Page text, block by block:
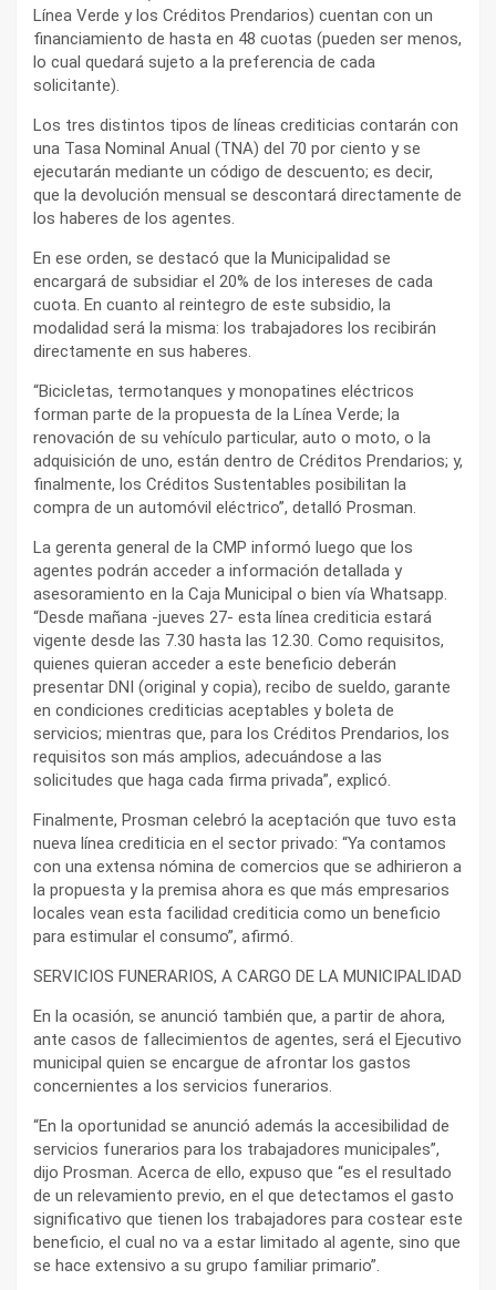
Línea Verde y los Créditos Prendarios) cuentan con un
financiamiento de hasta en 48 cuotas (pueden ser menos,
lo cual quedará sujeto a la preferencia de cada
solicitante).
Los tres distintos tipos de líneas crediticias contarán con
una Tasa Nominal Anual (TNA) del 70 por ciento y se
ejecutarán mediante un código de descuento; es decir,
que la devolución mensual se descontará directamente de
los haberes de los agentes.
En ese orden, se destacó que la Municipalidad se
encargará de subsidiar el 20% de los intereses de cada
cuota. En cuanto al reintegro de este subsidio, la
modalidad será la misma: los trabajadores los recibirán
directamente en sus haberes.
“Bicicletas, termotanques y monopatines eléctricos
forman parte de la propuesta de la Línea Verde; la
renovación de su vehículo particular, auto o moto, o la
adquisición de uno, están dentro de Créditos Prendarios; y,
finalmente, los Créditos Sustentables posibilitan la
compra de un automóvil eléctrico”, detalló Prosman.
La gerenta general de la CMP informó luego que los
agentes podrán acceder a información detallada y
asesoramiento en la Caja Municipal o bien vía Whatsapp.
“Desde mañana -jueves 27- esta línea crediticia estará
vigente desde las 7.30 hasta las 12.30. Como requisitos,
quienes quieran acceder a este beneficio deberán
presentar DNI (original y copia), recibo de sueldo, garante
en condiciones crediticias aceptables y boleta de
servicios; mientras que, para los Créditos Prendarios, los
requisitos son más amplios, adecuándose a las
solicitudes que haga cada firma privada”, explicó.
Finalmente, Prosman celebró la aceptación que tuvo esta
nueva línea crediticia en el sector privado: “Ya contamos
con una extensa nómina de comercios que se adhirieron a
la propuesta y la premisa ahora es que más empresarios
locales vean esta facilidad crediticia como un beneficio
para estimular el consumo”, afirmó.
SERVICIOS FUNERARIOS, A CARGO DE LA MUNICIPALIDAD
En la ocasión, se anunció también que, a partir de ahora,
ante casos de fallecimientos de agentes, será el Ejecutivo
municipal quien se encargue de afrontar los gastos
concernientes a los servicios funerarios.
“En la oportunidad se anunció además la accesibilidad de
servicios funerarios para los trabajadores municipales”,
dijo Prosman. Acerca de ello, expuso que “es el resultado
de un relevamiento previo, en el que detectamos el gasto
significativo que tienen los trabajadores para costear este
beneficio, el cual no va a estar limitado al agente, sino que
se hace extensivo a su grupo familiar primario”.